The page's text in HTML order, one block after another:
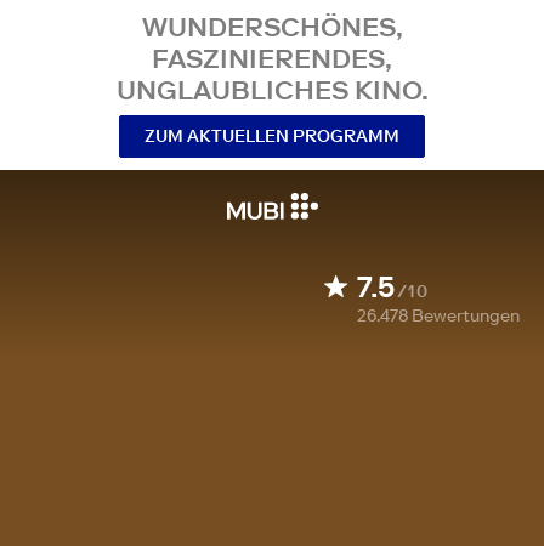
WUNDERSCHÖNES,
FASZINIERENDES,
UNGLAUBLICHES KINO.
ZUM AKTUELLEN PROGRAMM
7.5/10
26.478 Bewertungen